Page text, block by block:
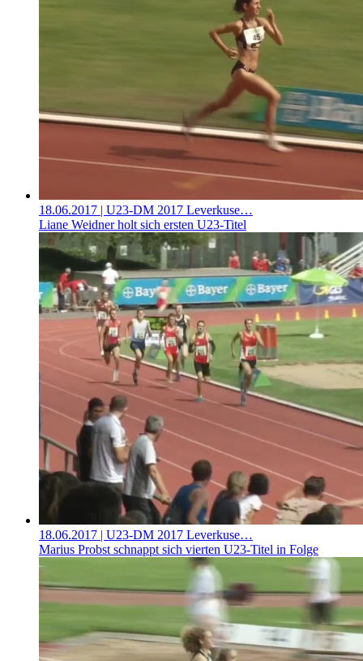
18.06.2017 | U23-DM 2017 Leverkuse…
Liane Weidner holt sich ersten U23-Titel
18.06.2017 | U23-DM 2017 Leverkuse…
Marius Probst schnappt sich vierten U23-Titel in Folge